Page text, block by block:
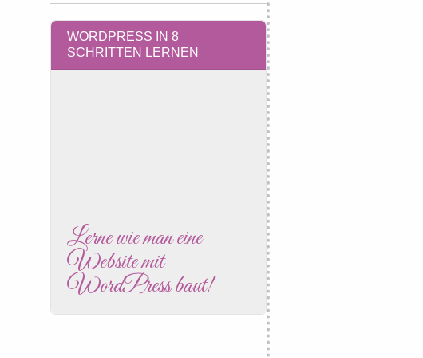
WORDPRESS IN 8
SCHRITTEN LERNEN
Lerne wie man eine
Website mit
WordPress baut!